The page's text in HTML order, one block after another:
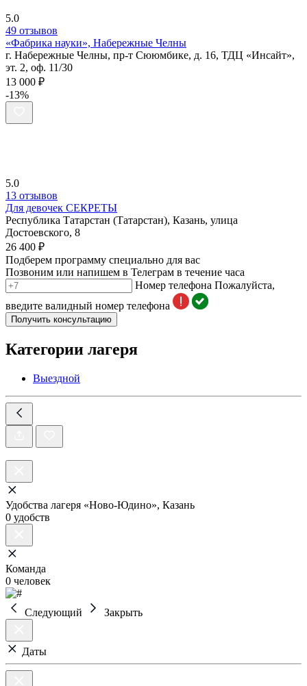
5.0
49 отзывов
«Фабрика науки», Набережные Челны
г. Набережные Челны, пр-т Сююмбике, д. 16, ТДЦ «Инсайт»,
эт. 2, оф. 11/30
13 000 ₽
-13%
5.0
13 отзывов
Для девочек СЕКРЕТЫ
Республика Татарстан (Татарстан), Казань, улица
Достоевского, 8
26 400 ₽
Подберем программу специально для вас
Позвоним или напишем в Телеграм в течение часа
Номер телефона Пожалуйста,
введите валидный номер телефона
Получить консультацию
Категории лагеря
Выездной
Удобства лагеря «Ново-Юдино», Казань
0 удобств
Команда
0 человек
Следующий Закрыть
Даты